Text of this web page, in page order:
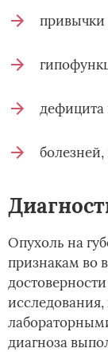
привычки
дефицита
Опухоль на
признакам во
диагноза